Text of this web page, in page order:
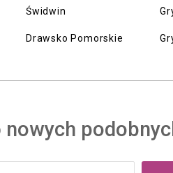
Świdwin
Drawsko Pomorskie
nowych